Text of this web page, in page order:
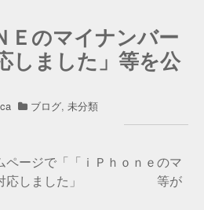
Ｅのマイナンバー
しました」等を公
ブログ, 未分類
ページで「「ｉＰｈｏｎｅのマ
に対応しました」 等が